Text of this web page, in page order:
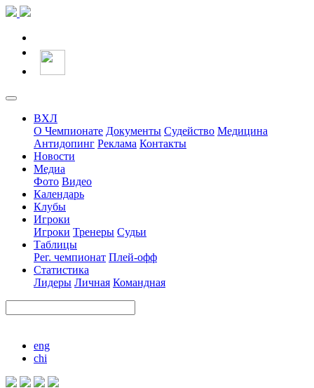
ВХЛ
О Чемпионате Документы Судейство Медицина
Антидопинг Реклама Контакты
Новости
Медиа
Фото Видео
Календарь
Клубы
Игроки
Игроки Тренеры Судьи
Таблицы
Рег. чемпионат Плей-офф
Статистика
Лидеры Личная Командная
eng
chi